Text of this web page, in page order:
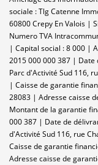
sociale : Tlg Catenne
60800 Crepy En Valois |
Numero TVA
| Capital social : 8 000 |
2015 000 000 387 | Date
Parc d'Activité Sud 116,
| Caisse de garantie
28083 | Adresse caisse
Montant de la garantie
000 387 | Date de
d'Activité Sud 116, rue
Caisse de garantie
Adresse caisse de